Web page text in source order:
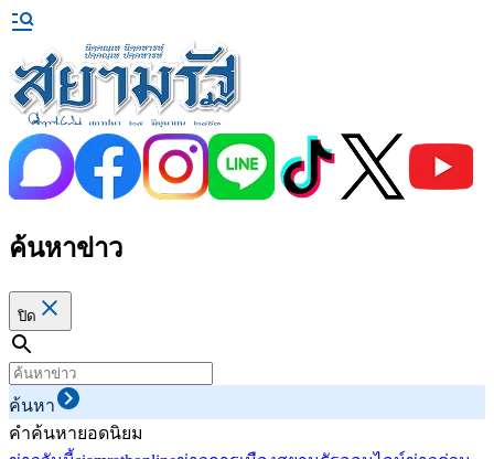
ค้นหาข่าว
ปิด
ค้นหา
คำค้นหายอดนิยม